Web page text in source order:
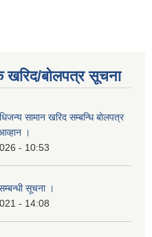
खरिद/बोलपत्र सूचना
सामान खरिद सम्बन्धि बोलपत्र
।
- 10:53
सूचना ।
- 14:08